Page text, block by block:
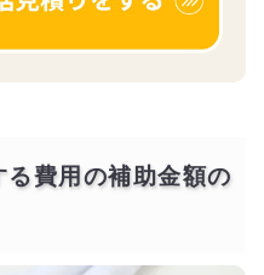
費用の補助金額の